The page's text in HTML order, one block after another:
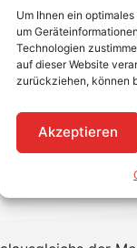
Um Ihnen ein
um
Technologien
auf dieser Website
zurückziehen, können
Akzeptieren